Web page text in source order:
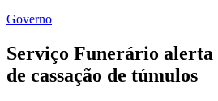
Governo
Serviço Funerário alerta
de cassação de túmulos